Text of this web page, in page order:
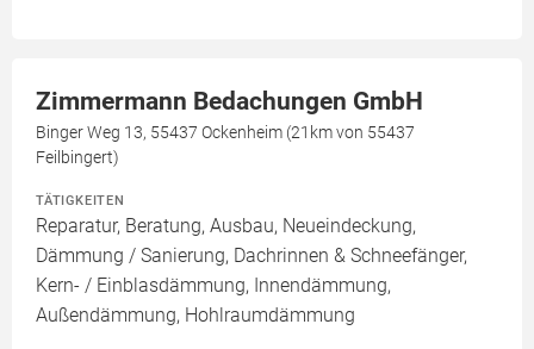
Zimmermann Bedachungen GmbH
Binger Weg 13, 55437 Ockenheim (21km von 55437
Feilbingert)
TÄTIGKEITEN
Reparatur, Beratung, Ausbau, Neueindeckung,
Dämmung / Sanierung, Dachrinnen & Schneefänger,
Kern- / Einblasdämmung, Innendämmung,
Außendämmung, Hohlraumdämmung